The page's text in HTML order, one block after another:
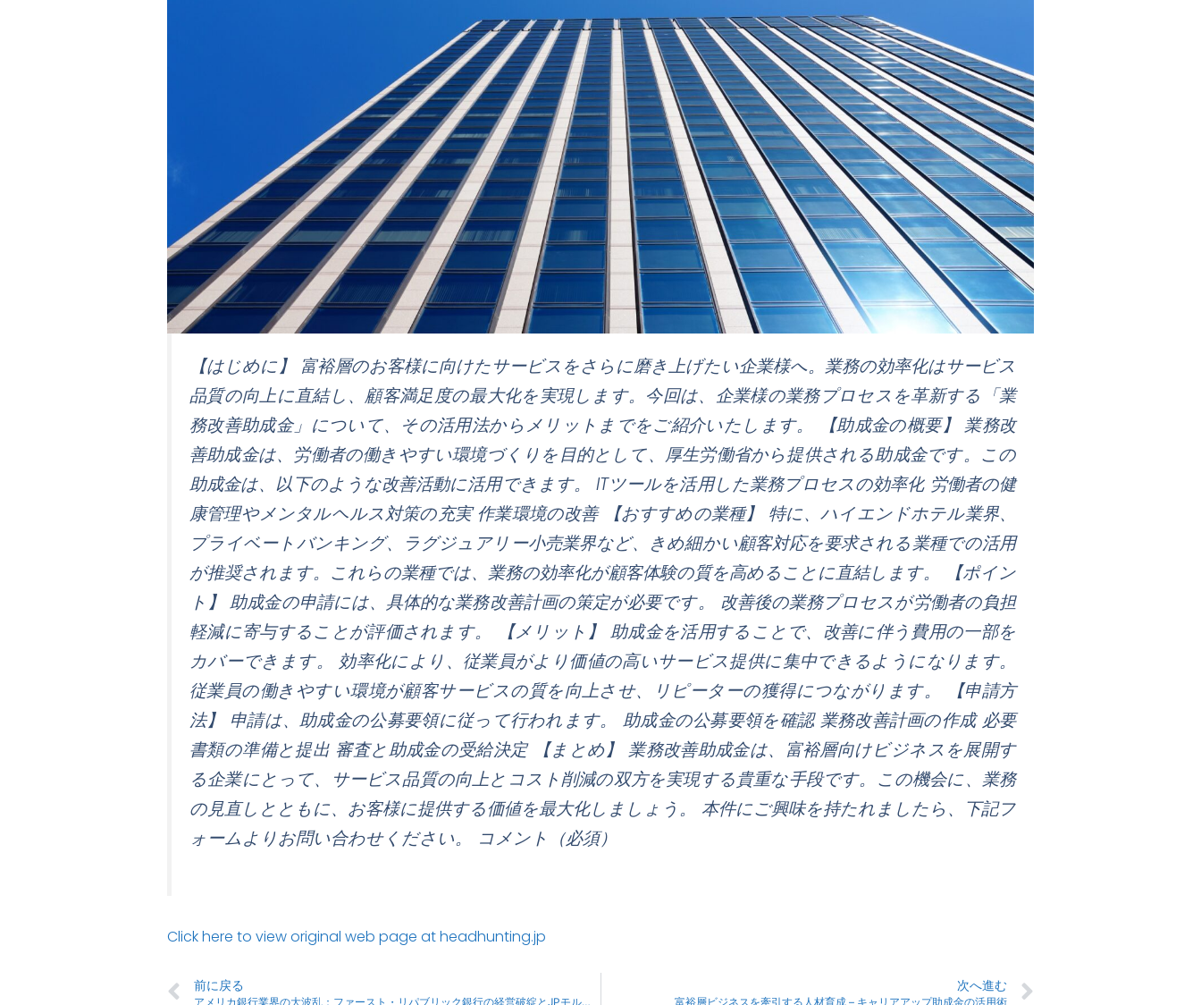
【はじめに】 富裕層のお客様に向けたサービスをさらに磨き上げたい企業様へ。業務の効率化はサービス
品質の向上に直結し、顧客満足度の最大化を実現します。今回は、企業様の業務プロセスを革新する「業
務改善助成金」について、その活用法からメリットまでをご紹介いたします。 【助成金の概要】 業務改
善助成金は、労働者の働きやすい環境づくりを目的として、厚生労働省から提供される助成金です。この
助成金は、以下のような改善活動に活用できます。 ITツールを活用した業務プロセスの効率化 労働者の健
康管理やメンタルヘルス対策の充実 作業環境の改善 【おすすめの業種】 特に、ハイエンドホテル業界、
プライベートバンキング、ラグジュアリー小売業界など、きめ細かい顧客対応を要求される業種での活用
が推奨されます。これらの業種では、業務の効率化が顧客体験の質を高めることに直結します。 【ポイン
ト】 助成金の申請には、具体的な業務改善計画の策定が必要です。 改善後の業務プロセスが労働者の負担
軽減に寄与することが評価されます。 【メリット】 助成金を活用することで、改善に伴う費用の一部を
カバーできます。 効率化により、従業員がより価値の高いサービス提供に集中できるようになります。
従業員の働きやすい環境が顧客サービスの質を向上させ、リピーターの獲得につながります。 【申請方
法】 申請は、助成金の公募要領に従って行われます。 助成金の公募要領を確認 業務改善計画の作成 必要
書類の準備と提出 審査と助成金の受給決定 【まとめ】 業務改善助成金は、富裕層向けビジネスを展開す
る企業にとって、サービス品質の向上とコスト削減の双方を実現する貴重な手段です。この機会に、業務
の見直しとともに、お客様に提供する価値を最大化しましょう。 本件にご興味を持たれましたら、下記フ
ォームよりお問い合わせください。 コメント（必須）
Click here to view original web page at headhunting.jp
前に戻る
アメリカ銀行業界の大波乱：ファースト・リパブリック銀行の経営破綻とJPモルガン・チェースによる迅速な買収
次へ進む
富裕層ビジネスを牽引する人材育成 – キャリアアップ助成金の活用術